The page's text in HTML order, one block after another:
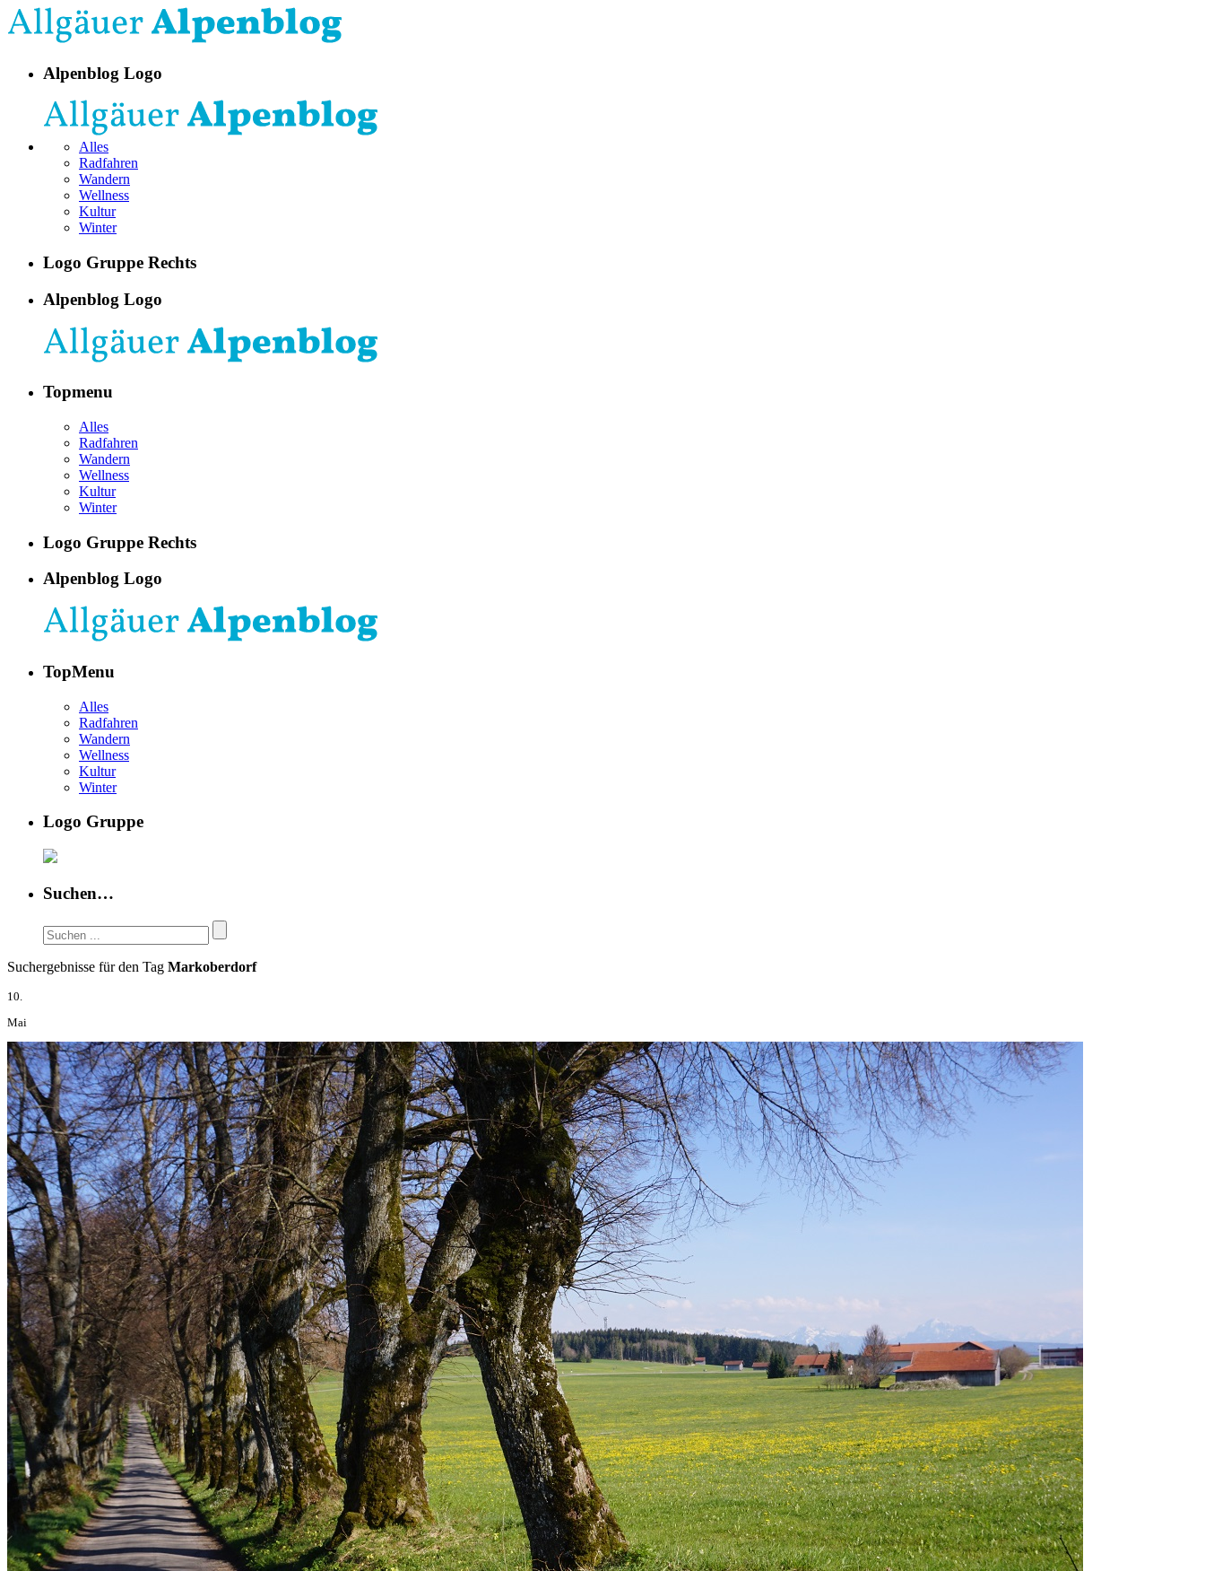
Alpenblog Logo
Alles
Radfahren
Wandern
Wellness
Kultur
Winter
Logo Gruppe Rechts
Alpenblog Logo
Topmenu
Alles
Radfahren
Wandern
Wellness
Kultur
Winter
Logo Gruppe Rechts
Alpenblog Logo
TopMenu
Alles
Radfahren
Wandern
Wellness
Kultur
Winter
Logo Gruppe
Suchen…
Suchergebnisse für den Tag Markoberdorf
10.
Mai